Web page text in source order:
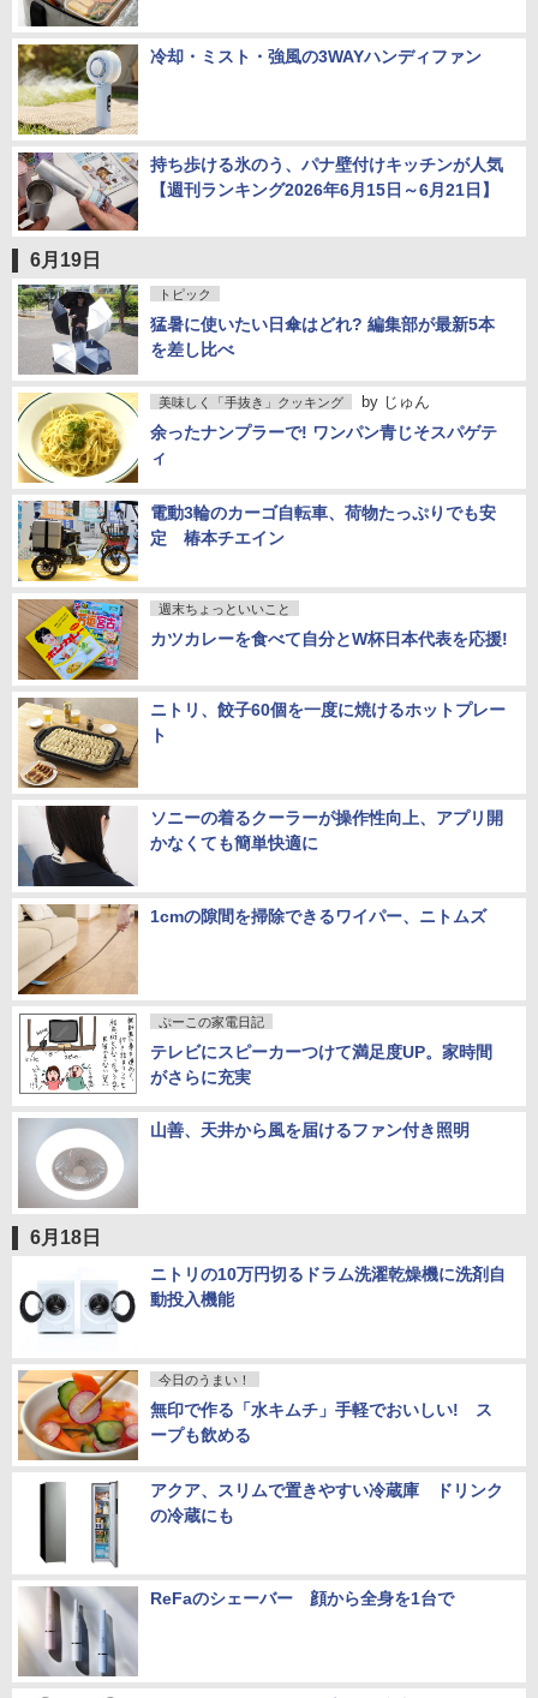
冷却・ミスト・強風の3WAYハンディファン
持ち歩ける氷のう、パナ壁付けキッチンが人気
【週刊ランキング2026年6月15日～6月21日】
6月19日
トピック
猛暑に使いたい日傘はどれ? 編集部が最新5本
を差し比べ
美味しく「手抜き」クッキング by じゅん
余ったナンプラーで! ワンパン青じそスパゲテ
ィ
電動3輪のカーゴ自転車、荷物たっぷりでも安
定 椿本チエイン
週末ちょっといいこと
カツカレーを食べて自分とW杯日本代表を応援!
ニトリ、餃子60個を一度に焼けるホットプレー
ト
ソニーの着るクーラーが操作性向上、アプリ開
かなくても簡単快適に
1cmの隙間を掃除できるワイパー、ニトムズ
ぷーこの家電日記
テレビにスピーカーつけて満足度UP。家時間
がさらに充実
山善、天井から風を届けるファン付き照明
6月18日
ニトリの10万円切るドラム洗濯乾燥機に洗剤自
動投入機能
今日のうまい！
無印で作る「水キムチ」手軽でおいしい! ス
ープも飲める
アクア、スリムで置きやすい冷蔵庫 ドリンク
の冷蔵にも
ReFaのシェーバー 顔から全身を1台で